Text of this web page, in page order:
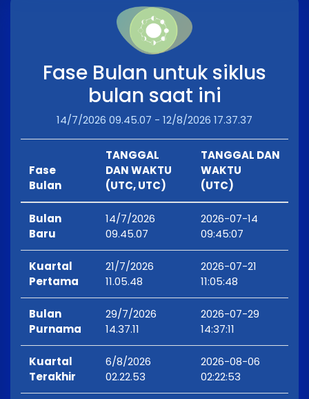
Fase Bulan untuk siklus
bulan saat ini
14/7/2026 09.45.07 - 12/8/2026 17.37.37
Fase
Bulan
TANGGAL
DAN WAKTU
(UTC, UTC)
TANGGAL DAN
WAKTU
(UTC)
Bulan
Baru
14/7/2026
09.45.07
2026-07-14
09:45:07
Kuartal
Pertama
21/7/2026
11.05.48
2026-07-21
11:05:48
Bulan
Purnama
29/7/2026
14.37.11
2026-07-29
14:37:11
Kuartal
Terakhir
6/8/2026
02.22.53
2026-08-06
02:22:53